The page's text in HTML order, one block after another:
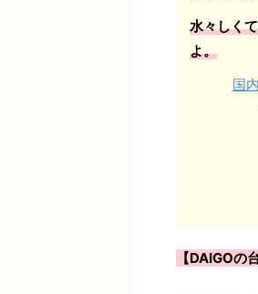
水々しく
よ。
国
【DAIGOの